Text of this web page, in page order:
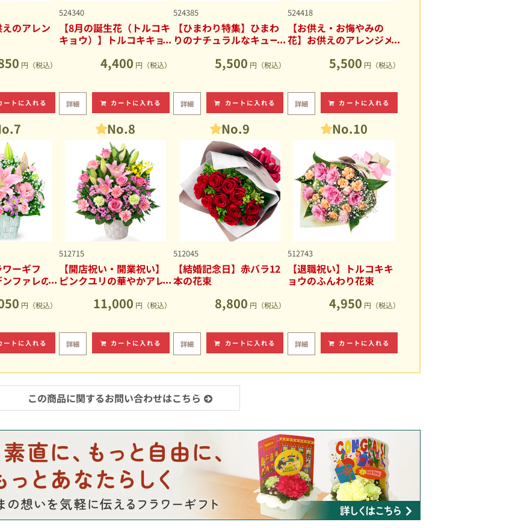
えのアレン
円（税込）
ートに入れる
524340
【8月の誕生花（トルコキ
キョウ）】トルコキキョ
4,400 円（税込）
詳細 カートに入れる
524385
【ひまわり特集】ひまわ
りのナチュラルなキュー
5,500 円（税込）
詳細 カートに入れる
524418
【お供え・お悔やみの
花】お供えのアレンジメ
5,500 円（税込）
詳細 カートに入れる
ワーギフ
ンファレの
円（税込）
ートに入れる
No.8
512715
【開店祝い・開業祝い】
ピンクユリの華やかアレ
11,000 円（税込）
詳細 カートに入れる
No.9
512045
【結婚記念日】赤バラ12
本の花束
8,800 円（税込）
詳細 カートに入れる
No.10
512743
【退職祝い】トルコキキ
ョウのふんわり花束
4,950 円（税込）
詳細 カートに入れる
この商品に関するお問い合わせはこちら